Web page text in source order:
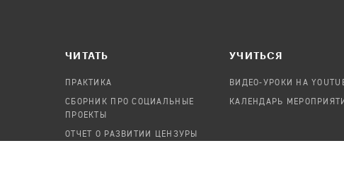
ЧИТАТЬ
ПРАКТИКА
СБОРНИК ПРО СОЦИАЛЬНЫЕ
ПРОЕКТЫ
ОТЧЕТ О РАЗВИТИИ ЦЕНЗУРЫ
УЧИТЬСЯ
ВИДЕО-УРОКИ НА
КАЛЕНДАРЬ